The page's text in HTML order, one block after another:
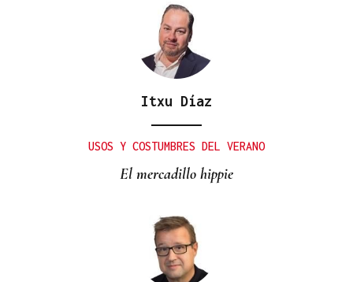
Itxu Díaz
USOS Y COSTUMBRES DEL VERANO
El mercadillo hippie